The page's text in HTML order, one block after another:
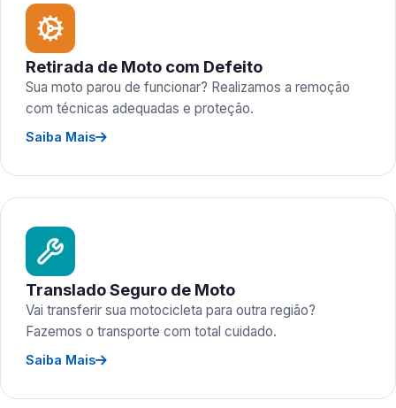
Retirada de Moto com Defeito
Sua moto parou de funcionar? Realizamos a remoção
com técnicas adequadas e proteção.
Saiba Mais
Translado Seguro de Moto
Vai transferir sua motocicleta para outra região?
Fazemos o transporte com total cuidado.
Saiba Mais